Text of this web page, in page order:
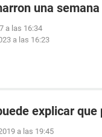
una
a las 16:34
a las 16:23
explicar que
a las 19:45